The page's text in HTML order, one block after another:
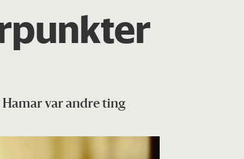
var andre ting